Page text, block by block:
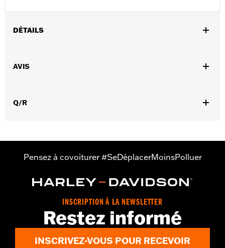
DÉTAILS
FLSB, FLSL, FXLR, FXLRS et FXLRST de 2018 à 2021.
Dans la boîte:
AVIS
Q/R
Pensez à covoiturer #SeDéplacerMoinsPolluer
INSCRIPTION À LA NEWSLETTER
Restez informé
INSCRIVEZ-VOUS POUR RECEVOIR